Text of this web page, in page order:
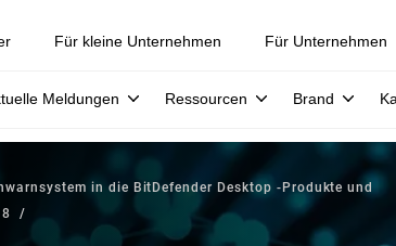
Für kleine Unternehmen Für Unternehmen
Meldungen Ressourcen Brand
in die BitDefender Desktop -Produkte und